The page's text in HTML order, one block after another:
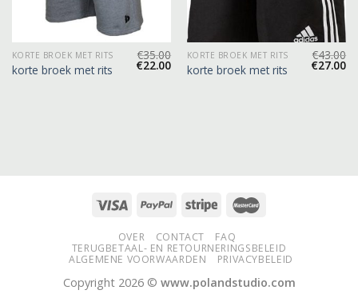
KORTE BROEK MET RITS
korte broek met rits
€35.00
€22.00
KORTE BROEK MET RITS
korte broek met rits
€43.00
€27.00
OVER CONTACT
FAQ
TERUGBETAAL- EN RETOURNERINGSBELEID
ALGEMENE VOORWAARDEN
PRIVACYBELEID
Copyright 2026 © www.polandstudio.com